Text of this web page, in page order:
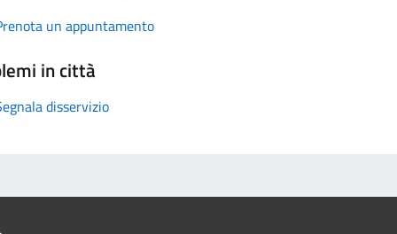
un appuntamento
in città
disservizio